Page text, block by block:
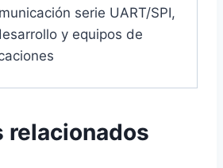
serie UART/SPI,
y equipos de
relacionados